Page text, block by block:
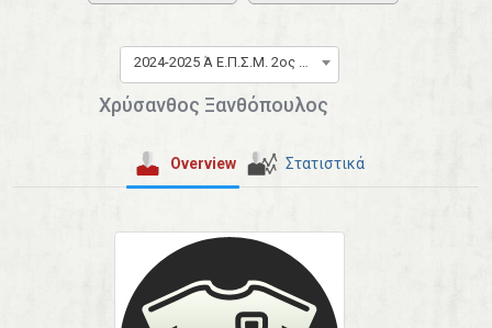
2024-2025 Ά Ε.Π.Σ.Μ. 2ος Όμιλος
Χρύσανθος Ξανθόπουλος
Overview Στατιστικά